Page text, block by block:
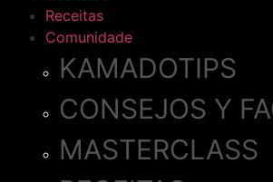
Receitas
Comunidade
KAMADOTIPS
CONSEJOS Y
MASTERCLASS